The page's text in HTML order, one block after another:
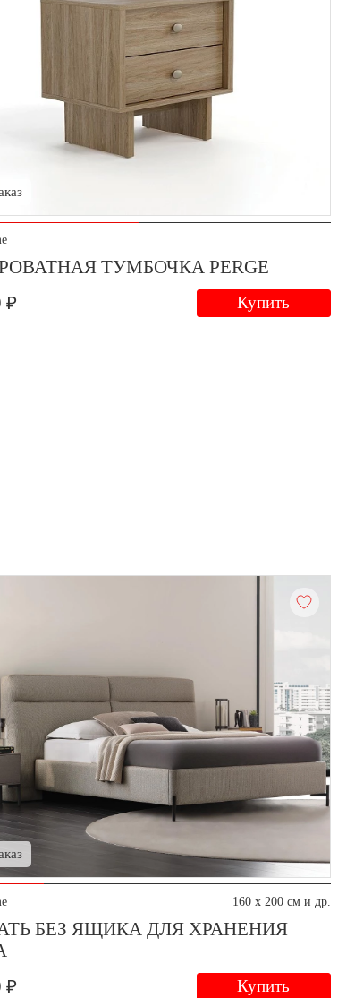
ТУМБОЧКА PERGE
₽
Купить
160 x 200 см и др.
БЕЗ ЯЩИКА ДЛЯ ХРАНЕНИЯ
₽
Купить